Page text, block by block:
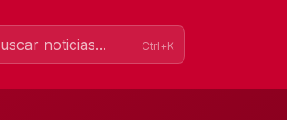
Ctrl+K